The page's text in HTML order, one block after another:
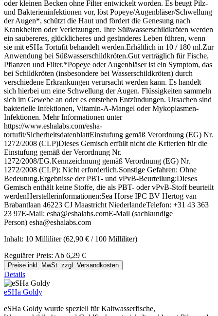
oder kleinen Becken ohne Filter entwickelt worden. Es beugt Pilz-
und Bakterieninfektionen vor, löst Popeye/Augenbläser/Schwellung
der Augen*, schützt die Haut und fördert die Genesung nach
Krankheiten oder Verletzungen. Ihre Süßwasserschildkröten werden
ein saubereres, glücklicheres und gesünderes Leben führen, wenn
sie mit eSHa Tortufit behandelt werden.Erhältlich in 10 / 180 ml.Zur
Anwendung bei Süßwasserschildkröten.Gut verträglich für Fische,
Pflanzen und Filter.*Popeye oder Augenbläser ist ein Symptom, das
bei Schildkröten (insbesondere bei Wasserschildkröten) durch
verschiedene Erkrankungen verursacht werden kann. Es handelt
sich hierbei um eine Schwellung der Augen. Flüssigkeiten sammeln
sich im Gewebe an oder es entstehen Entzündungen. Ursachen sind
bakterielle Infektionen, Vitamin-A-Mangel oder Mykoplasmen-
Infektionen. Mehr Informationen unter
https://www.eshalabs.com/esha-
tortufit/SicherheitsdatenblattEinstufung gemäß Verordnung (EG) Nr.
1272/2008 (CLP)Dieses Gemisch erfüllt nicht die Kriterien für die
Einstufung gemäß der Verordnung Nr.
1272/2008/EG.Kennzeichnung gemäß Verordnung (EG) Nr.
1272/2008 (CLP): Nicht erforderlich.Sonstige Gefahren: Ohne
Bedeutung.Ergebnisse der PBT- und vPvB-Beurteilung:Dieses
Gemisch enthält keine Stoffe, die als PBT- oder vPvB-Stoff beurteilt
werdenHerstellerinformationen:Sea Horse IPC BV Hertog van
Brabantlaan 46223 CJ Maastricht NiederlandeTelefon: +31 43 363
23 97E-Mail: esha@eshalabs.comE-Mail (sachkundige
Person) esha@eshalabs.com
Inhalt: 10 Milliliter(62,90 € / 100 Milliliter)
Regulärer Preis: Ab 6,29 €
Preise inkl. MwSt. zzgl. Versandkosten
Details
eSHa Goldy
eSHa Goldy wurde speziell für Kaltwasserfische,